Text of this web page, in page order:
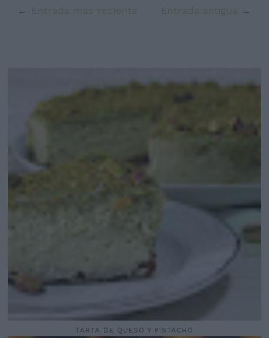
Entrada más reciente Entrada antigua
TARTA DE QUESO Y PISTACHO